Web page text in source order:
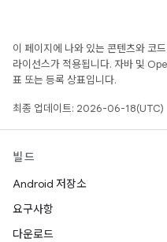
이 페이지에 나와 있는 콘텐츠와 코
라이선스가 적용됩니다. 자바 및
표 또는 등록 상표입니다.
최종 업데이트: 2026-06-18(UTC)
빌드
Android 저장소
요구사항
다운로드